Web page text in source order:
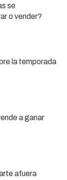
se
o vender?
la temporada
a ganar
afuera